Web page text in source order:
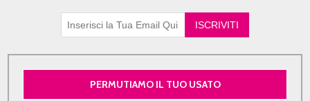
PERMUTIAMO IL TUO USATO